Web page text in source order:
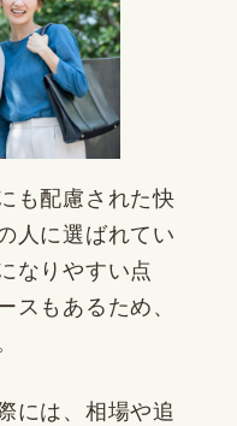
も配慮された快
人に選ばれてい
なりやすい点
スもあるため、
には、相場や追